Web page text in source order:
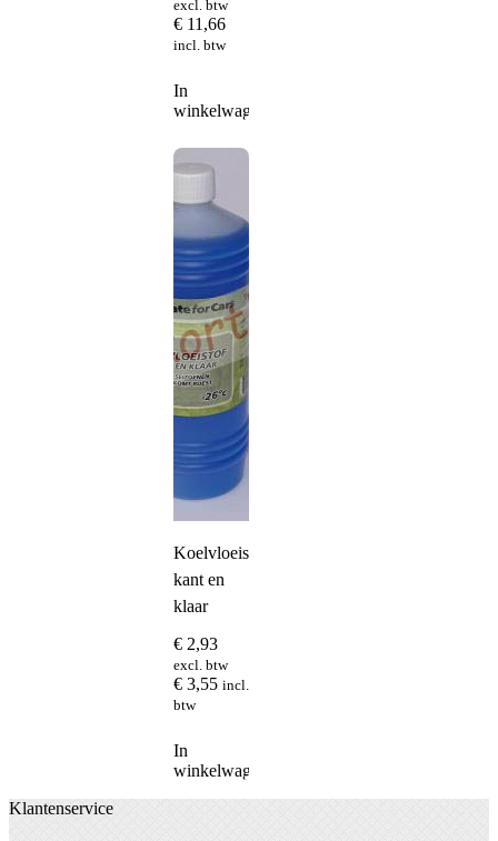
excl. btw
€ 11,66
incl. btw
In
winkelwagen
Koelvloeistof
kant en
klaar
€ 2,93
excl. btw
€ 3,55 incl.
btw
In
winkelwagen
Klantenservice